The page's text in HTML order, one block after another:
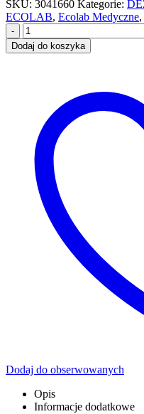
SKU: 3041660 Kategorie:
ECOLAB, Ecolab Medyczne,
-
Dodaj do koszyka
Dodaj do obserwowanych
Opis
Informacje dodatkowe